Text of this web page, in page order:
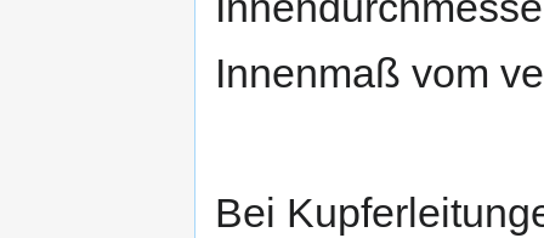
Innenmaß vom
Bei